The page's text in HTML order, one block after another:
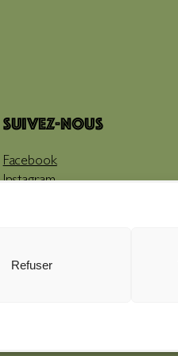
Refuser
Suivez-nous
Facebook
Instagram